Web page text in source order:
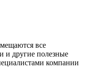
все
и другие полезные
компании